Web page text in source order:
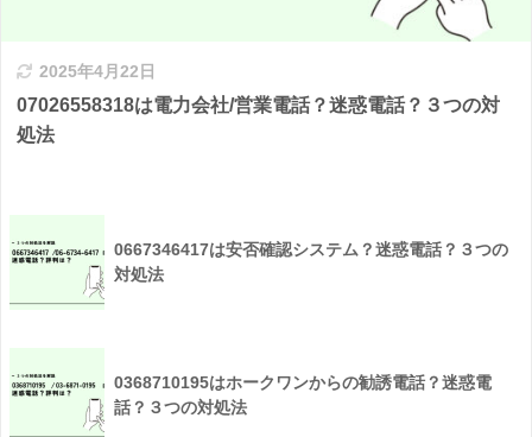
2025年4月22日
07026558318は電力会社/営業電話？迷惑電話？３つの対
処法
0667346417は安否確認システム？迷惑電話？３つの
対処法
0368710195はホークワンからの勧誘電話？迷惑電
話？３つの対処法